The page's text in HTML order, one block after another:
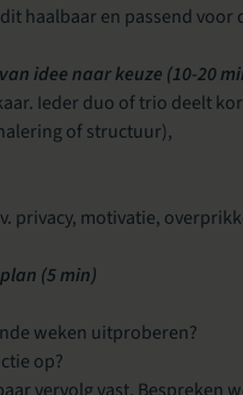
haalbaar en passend voor
idee naar keuze (10-20
Ieder duo of trio deelt
of structuur),
privacy, motivatie,
(5 min)
weken uitproberen?
op?